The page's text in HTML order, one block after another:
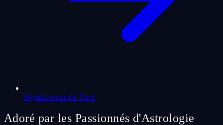
Significations du Tarot
Adoré par les Passionnés d'Astrologie